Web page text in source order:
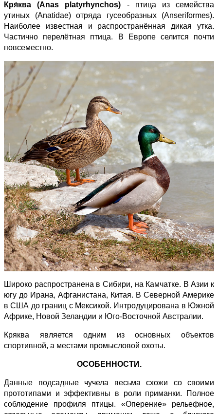
Кря́ква (Anas platyrhynchos) - птица из семейства
утиных (Anatidae) отряда гусеобразных (Anseriformes).
Наиболее известная и распространённая дикая утка.
Частично перелётная птица. В Европе селится почти
повсеместно.
Широко распространена в Сибири, на Камчатке. В Азии к
югу до Ирана, Афганистана, Китая. В Северной Америке
в США до границ с Мексикой. Интродуцирована в Южной
Африке, Новой Зеландии и Юго-Восточной Австралии.
Кряква является одним из основных объектов
спортивной, а местами промысловой охоты.
ОСОБЕННОСТИ.
Данные подсадные чучела весьма схожи со своими
прототипами и эффективны в роли приманки. Полное
соблюдение профиля птицы. «Оперение» рельефное,